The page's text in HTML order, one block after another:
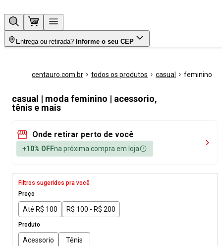
Entrega ou retirada? Informe o seu CEP
centauro.com.br todos os produtos casual feminino
casual | moda feminino | acessorio,
tênis e mais
Onde retirar perto de você
+10% OFFna próxima compra em loja
Filtros sugeridos pra você
Preço
Até R$ 100 R$ 100 - R$ 200
Produto
Acessorio Tênis